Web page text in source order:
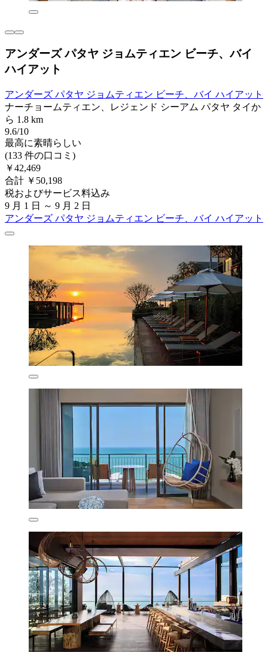
アンダーズ パタヤ ジョムティエン ビーチ、バイ
ハイアット
アンダーズ パタヤ ジョムティエン ビーチ、バイ ハイアット
ナーチョームティエン、レジェンド シーアム パタヤ タイか
ら 1.8 km
9.6/10
最高に素晴らしい
(133 件の口コミ)
￥42,469
合計 ￥50,198
税およびサービス料込み
9 月 1 日 ～ 9 月 2 日
アンダーズ パタヤ ジョムティエン ビーチ、バイ ハイアット